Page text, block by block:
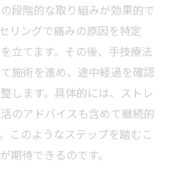
段階的な取り組みが効果的で
リングで痛みの原因を特定
立てます。その後、手技療法
施術を進め、途中経過を確認
します。具体的には、ストレ
のアドバイスも含めて継続的
このようなステップを踏むこ
期待できるのです。